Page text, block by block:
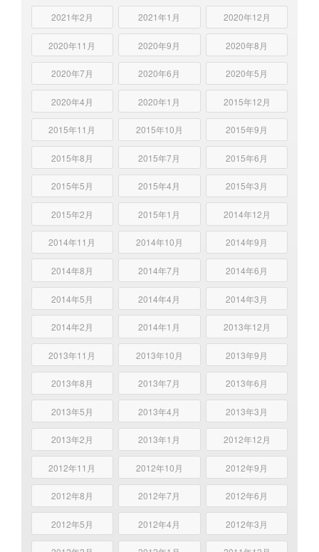
2021年2月 2021年1月 2020年12月
2020年11月 2020年9月 2020年8月
2020年7月 2020年6月 2020年5月
2020年4月 2020年1月 2015年12月
2015年11月 2015年10月 2015年9月
2015年8月 2015年7月 2015年6月
2015年5月 2015年4月 2015年3月
2015年2月 2015年1月 2014年12月
2014年11月 2014年10月 2014年9月
2014年8月 2014年7月 2014年6月
2014年5月 2014年4月 2014年3月
2014年2月 2014年1月 2013年12月
2013年11月 2013年10月 2013年9月
2013年8月 2013年7月 2013年6月
2013年5月 2013年4月 2013年3月
2013年2月 2013年1月 2012年12月
2012年11月 2012年10月 2012年9月
2012年8月 2012年7月 2012年6月
2012年5月 2012年4月 2012年3月